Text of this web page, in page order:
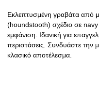
Εκλεπτυσμένη γραβάτα από
(houndstooth) σχέδιο σε navy
εμφάνιση. Ιδανική για
περιστάσεις. Συνδυάστε την
κλασικό αποτέλεσμα.